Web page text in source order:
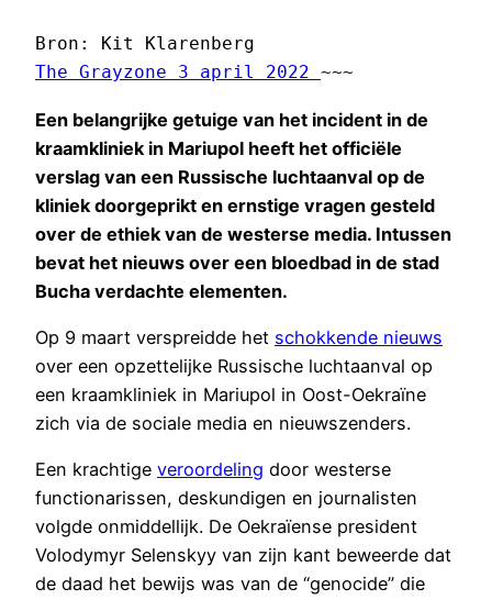
Bron:
Kit Klarenberg
The Grayzone 3 april 2022 ~~~
Een belangrijke getuige van het incident in de
kraamkliniek in Mariupol heeft het officiële
verslag van een Russische luchtaanval op de
kliniek doorgeprikt en ernstige vragen gesteld
over de ethiek van de westerse media. Intussen
bevat het nieuws over een bloedbad in de stad
Bucha verdachte elementen.
Op 9 maart verspreidde het schokkende nieuws
over een opzettelijke Russische luchtaanval op
een kraamkliniek in Mariupol in Oost-Oekraïne
zich via de sociale media en nieuwszenders.
Een krachtige veroordeling door westerse
functionarissen, deskundigen en journalisten
volgde onmiddellijk. De Oekraïense president
Volodymyr Selenskyy van zijn kant beweerde dat
de daad het bewijs was van de “genocide” die